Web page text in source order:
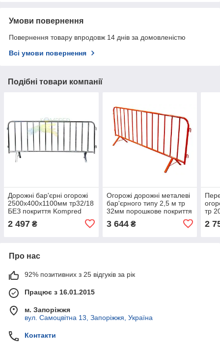
Умови повернення
Повернення товару впродовж 14 днів за домовленістю
Всі умови повернення
Подібні товари компанії
Дорожні бар'єрні огорожі
2500х400х1100мм тр32/18
БЕЗ покриття Kompred
2 497 ₴
Огорожі дорожні металеві
бар'єрного типу 2,5 м тр
32мм порошкове покриття
3 644₴
тр
2
Про нас
92% позитивних з 25 відгуків за рік
Працює з 16.01.2015
м. Запоріжжя
вул. Самоцвітна 13, Запоріжжя, Україна
Контакти